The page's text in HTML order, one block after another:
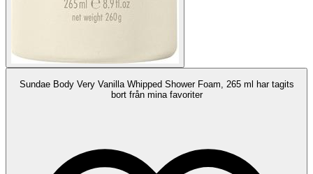
Sundae Body Very Vanilla Whipped Shower Foam, 265 ml har tagits
bort från mina favoriter